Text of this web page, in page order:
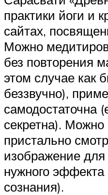
практики йоги и
сайтах,
Можно
без повторения
этом случае как
беззвучно),
самодостаточна
секретна).
пристально
изображение
нужного
сознания).